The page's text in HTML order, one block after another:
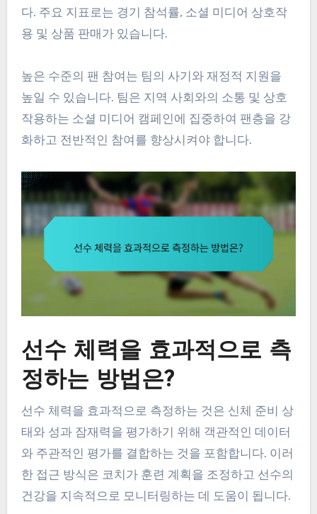
다. 주요 지표로는 경기 참석률, 소셜 미디어 상호작
용 및 상품 판매가 있습니다.
높은 수준의 팬 참여는 팀의 사기와 재정적 지원을
높일 수 있습니다. 팀은 지역 사회와의 소통 및 상호
작용하는 소셜 미디어 캠페인에 집중하여 팬층을 강
화하고 전반적인 참여를 향상시켜야 합니다.
선수 체력을 효과적으로 측
정하는 방법은?
선수 체력을 효과적으로 측정하는 것은 신체 준비 상
태와 성과 잠재력을 평가하기 위해 객관적인 데이터
와 주관적인 평가를 결합하는 것을 포함합니다. 이러
한 접근 방식은 코치가 훈련 계획을 조정하고 선수의
건강을 지속적으로 모니터링하는 데 도움이 됩니다.